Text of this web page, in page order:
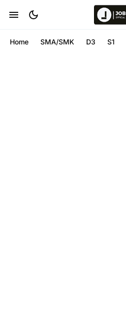
Home SMA/SMK D3 S1